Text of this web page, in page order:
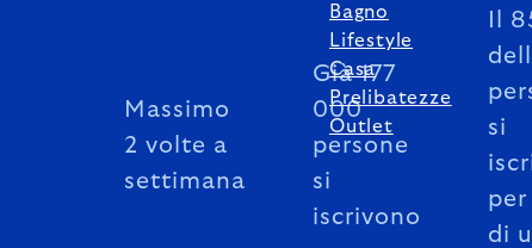
Massimo
2 volte a
settimana
Già 177
000
persone
si
iscrivono
Il
si
per
di
Bagno
Lifestyle
Casa
Prelibatezze
Outlet